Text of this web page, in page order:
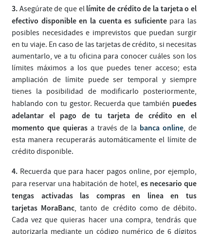
3. Asegúrate de que el límite de crédito de la tarjeta o el
efectivo disponible en la cuenta es suficientepara las
posibles necesidades e imprevistos que puedan surgir
en tu viaje. En caso de las tarjetas de crédito, si necesitas
aumentarlo, ve a tu oficina para conocer cuáles son los
límites máximos a los que puedes tener acceso; esta
ampliación de límite puede ser temporal y siempre
tienes la posibilidad de modificarlo posteriormente,
hablando con tu gestor. Recuerda que también puedes
adelantar el pago de tu tarjeta de crédito en el
momento que quierasa través de la banca online, de
esta manera recuperarás automáticamente el límite de
crédito disponible.
4. Recuerda que para hacer pagos online, por ejemplo,
para reservar una habitación de hotel, es necesario que
tengas activadas las compras en linea en tus
tarjetas MoraBanc, tanto de crédito como de débito.
Cada vez que quieras hacer una compra, tendrás que
autorizarla mediante un código numérico de 6 dígitos